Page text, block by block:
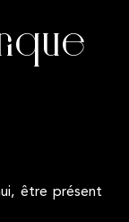
être présent